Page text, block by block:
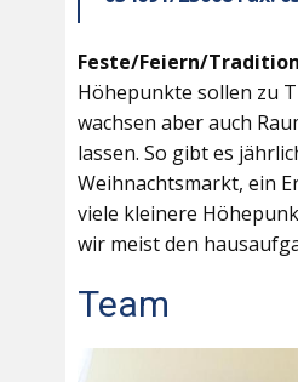
Feste/Feiern/
Höhepunkte sollen zu
wachsen aber auch
lassen. So gibt es
Weihnachtsmarkt, ein
viele kleinere
wir meist den
Team